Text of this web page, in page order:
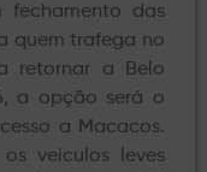
fechamento das
quem trafega no
retornar a Belo
a opção será o
a Macacos.
veículos leves